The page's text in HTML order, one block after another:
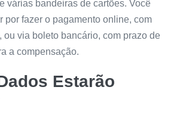
várias bandeiras de cartões. Você
por fazer o pagamento online, com
ou via boleto bancário, com prazo de
a compensação.
Estarão